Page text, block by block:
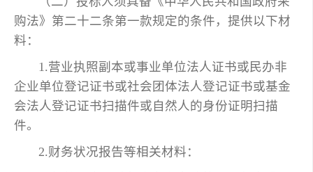
购法》第二十二条第一款规定的条件，提供以下材
料：
1.营业执照副本或事业单位法人证书或民办非
企业单位登记证书或社会团体法人登记证书或基金
会法人登记证书扫描件或自然人的身份证明扫描
件。
2.财务状况报告等相关材料：